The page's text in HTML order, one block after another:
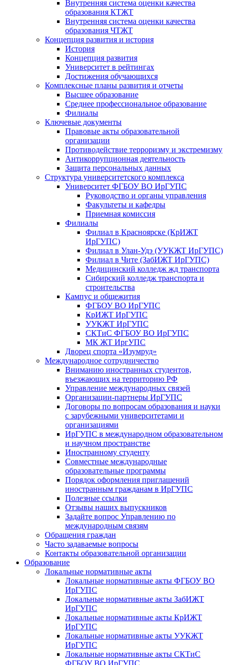
Внутренняя система оценки качества
образования КТЖТ
Внутренняя система оценки качества
образования ЧТЖТ
Концепция развития и история
История
Концепция развития
Университет в рейтингах
Достижения обучающихся
Комплексные планы развития и отчеты
Высшее образование
Среднее профессиональное образование
Филиалы
Ключевые документы
Правовые акты образовательной
организации
Противодействие терроризму и экстремизму
Антикоррупционная деятельность
Защита персональных данных
Структура университетского комплекса
Университет ФГБОУ ВО ИрГУПС
Руководство и органы управления
Факультеты и кафедры
Приемная комиссия
Филиалы
Филиал в Красноярске (КрИЖТ
ИрГУПС)
Филиал в Улан-Удэ (УУКЖТ ИрГУПС)
Филиал в Чите (ЗабИЖТ ИрГУПС)
Медицинский колледж жд транспорта
Сибирский колледж транспорта и
строительства
Кампус и общежития
ФГБОУ ВО ИрГУПС
КрИЖТ ИрГУПС
УУКЖТ ИрГУПС
СКТиС ФГБОУ ВО ИрГУПС
МК ЖТ ИргУПС
Дворец спорта «Изумруд»
Международное сотрудничество
Вниманию иностранных студентов,
въезжающих на территорию РФ
Управление международных связей
Организации-партнеры ИрГУПС
Договоры по вопросам образования и науки
с зарубежными университетами и
организациями
ИрГУПС в международном образовательном
и научном пространстве
Иностранному студенту
Совместные международные
образовательные программы
Порядок оформления приглашений
иностранным гражданам в ИрГУПС
Полезные ссылки
Отзывы наших выпускников
Задайте вопрос Управлению по
международным связям
Обращения граждан
Часто задаваемые вопросы
Контакты образовательной организации
Образование
Локальные нормативные акты
Локальные нормативные акты ФГБОУ ВО
ИрГУПС
Локальные нормативные акты ЗабИЖТ
ИрГУПС
Локальные нормативные акты КрИЖТ
ИрГУПС
Локальные нормативные акты УУКЖТ
ИрГУПС
Локальные нормативные акты СКТиС
ФГБОУ ВО ИрГУПС